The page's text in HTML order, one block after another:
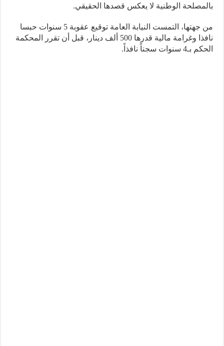
الوطنية لا يعكس قصدها الحقيقي.
من جهتها، التمست النيابة العامة توقيع عقوبة 5 سنوات حبسا
نافذا وغرامة مالية قدرها 500 ألف دينار، قبل أن تقرر المحكمة
سنوات سجناً نافذاً.